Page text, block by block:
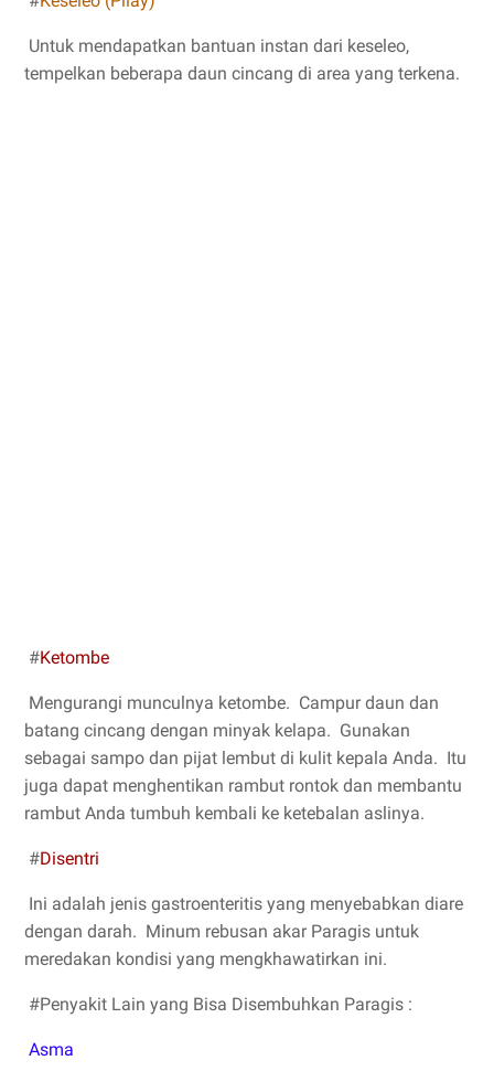
Untuk mendapatkan bantuan instan dari keseleo,
tempelkan beberapa daun cincang di area yang terkena.
#Ketombe
Mengurangi munculnya ketombe. Campur daun dan
batang cincang dengan minyak kelapa. Gunakan
sebagai sampo dan pijat lembut di kulit kepala Anda. Itu
juga dapat menghentikan rambut rontok dan membantu
rambut Anda tumbuh kembali ke ketebalan aslinya.
#Disentri
Ini adalah jenis gastroenteritis yang menyebabkan diare
dengan darah. Minum rebusan akar Paragis untuk
meredakan kondisi yang mengkhawatirkan ini.
#Penyakit Lain yang Bisa Disembuhkan Paragis :
Asma